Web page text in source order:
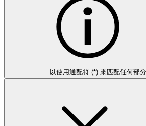
以使用通配符 (*) 來匹配任何部